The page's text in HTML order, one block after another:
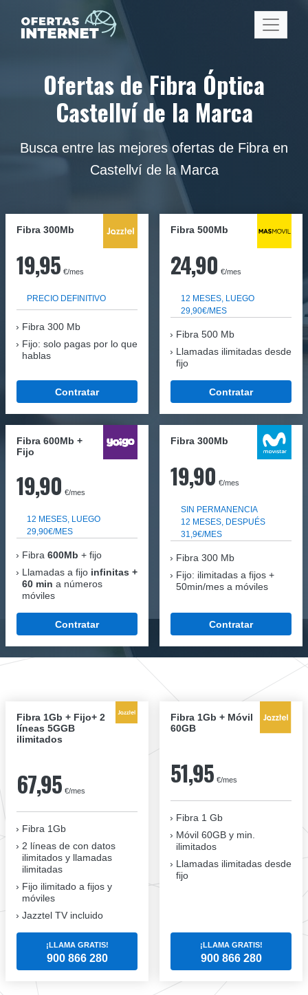
Ofertas de Fibra Óptica
Castellví de la Marca
Busca entre las mejores ofertas de Fibra en
Castellví de la Marca
Fibra 300Mb
19,95 €/mes
PRECIO DEFINITIVO
Fibra 300 Mb
Fijo: solo pagas por lo que
hablas
Contratar
Fibra 500Mb
24,90 €/mes
12 MESES, LUEGO
29,90€/MES
Fibra 500 Mb
Llamadas ilimitadas desde
fijo
Contratar
Fibra 600Mb +
Fijo
19,90 €/mes
12 MESES, LUEGO
29,90€/MES
Fibra 600Mb + fijo
Llamadas a fijo infinitas +
60 min a números
móviles
Contratar
Fibra 300Mb
19,90 €/mes
SIN PERMANENCIA
12 MESES, DESPUÉS
31,9€/MES
Fibra 300 Mb
Fijo: ilimitadas a fijos +
50min/mes a móviles
Contratar
Fibra 1Gb + Fijo+ 2
líneas 5GGB
ilimitados
67,95 €/mes
Fibra 1Gb
2 líneas de con datos
ilimitados y llamadas
ilimitadas
Fijo ilimitado a fijos y
móviles
Jazztel TV incluido
¡LLAMA GRATIS!
900 866 280
Fibra 1Gb + Móvil
60GB
51,95 €/mes
Fibra 1 Gb
Móvil 60GB y min.
ilimitados
Llamadas ilimitadas desde
fijo
¡LLAMA GRATIS!
900 866 280